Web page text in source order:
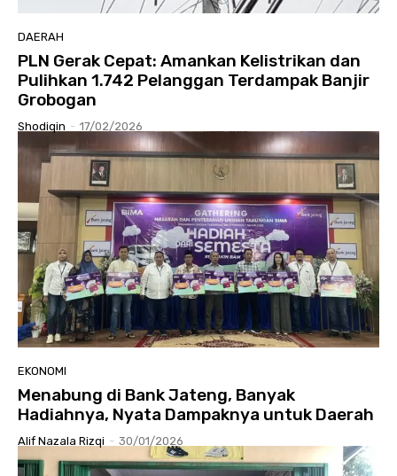
DAERAH
PLN Gerak Cepat: Amankan Kelistrikan dan
Pulihkan 1.742 Pelanggan Terdampak Banjir
Grobogan
Shodiqin - 17/02/2026
EKONOMI
Menabung di Bank Jateng, Banyak
Hadiahnya, Nyata Dampaknya untuk Daerah
Alif Nazala Rizqi - 30/01/2026